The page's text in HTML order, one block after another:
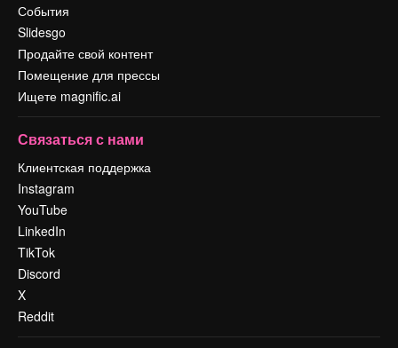
События
Slidesgo
Продайте свой контент
Помещение для прессы
Ищете magnific.ai
Связаться с нами
Клиентская поддержка
Instagram
YouTube
LinkedIn
TikTok
Discord
X
Reddit